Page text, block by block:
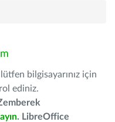
bilgisayarınız için
ediniz.
. LibreOffice